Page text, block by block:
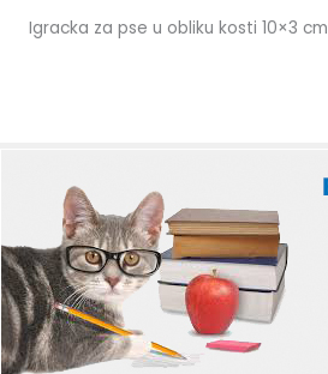
Igracka za pse u obliku kosti 10×3 cm